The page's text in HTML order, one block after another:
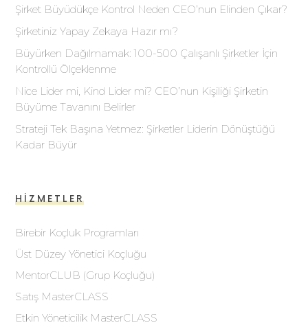
Şirket Büyüdükçe Kontrol Neden CEO’nun Elinden Çıkar?
Şirketiniz Yapay Zekaya Hazır mı?
Büyürken Dağılmamak: 100-500 Çalışanlı Şirketler İçin
Kontrollü Ölçeklenme
Nice Lider mi, Kind Lider mi? CEO’nun Kişiliği Şirketin
Büyüme Tavanını Belirler
Strateji Tek Başına Yetmez: Şirketler Liderin Dönüştüğü
Kadar Büyür
HIZMETLER
Birebir Koçluk Programları
Üst Düzey Yönetici Koçluğu
MentorCLUB (Grup Koçluğu)
Satış MasterCLASS
Etkin Yöneticilik MasterCLASS